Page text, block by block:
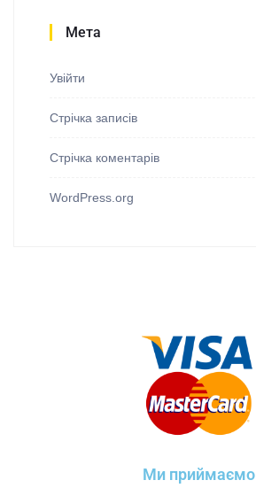
Мета
Увійти
Стрічка записів
Стрічка коментарів
WordPress.org
Ми приймаємо